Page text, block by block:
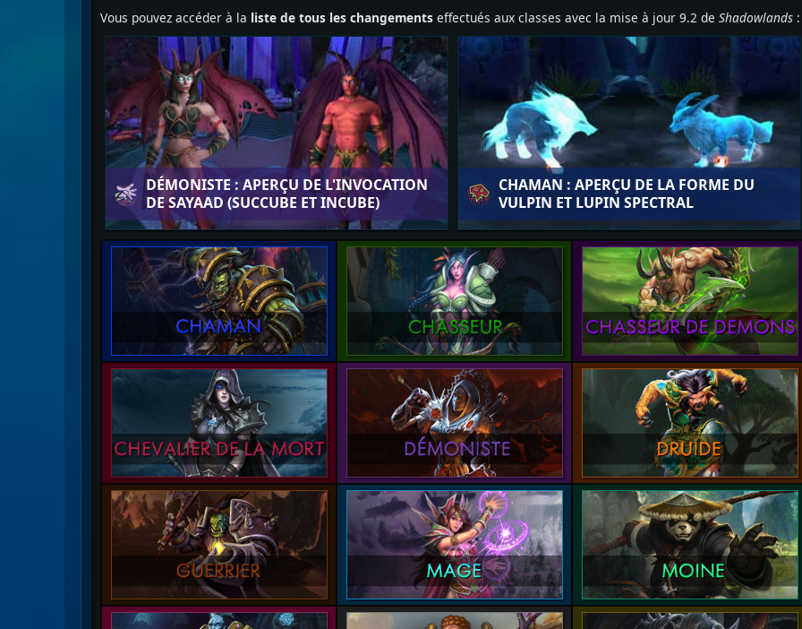
Vous pouvez accéder à la liste de tous les changements effectués aux classes avec la mise à jour 9.2 de Shadowlands :
DÉMONISTE : APERÇU DE L'INVOCATION
DE SAYAAD (SUCCUBE ET INCUBE)
CHAMAN : APERÇU DE LA FORME DU
VULPIN ET LUPIN SPECTRAL